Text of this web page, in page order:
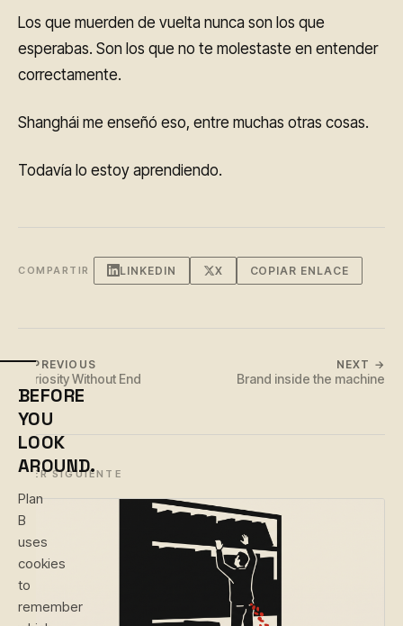
Los que muerden de vuelta nunca son los que
esperabas. Son los que no te molestaste en entender
correctamente.
Shanghái me enseñó eso, entre muchas otras cosas.
Todavía lo estoy aprendiendo.
COMPARTIR LINKEDIN X COPIAR ENLACE
← PREVIOUS
Curiosity Without End
NEXT →
Brand inside the machine
LEER SIGUIENTE
BEFORE
YOU
LOOK
AROUND.
Plan
B
uses
cookies
to
remember